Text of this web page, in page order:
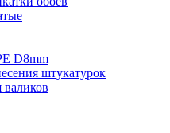
D8mm
штукатурок
валиков